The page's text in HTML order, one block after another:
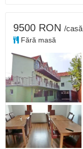
9500 RON /casă
Fără masă